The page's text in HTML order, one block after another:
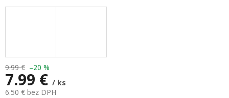
9.99 € –20 %
7.99 € / ks
6.50 € bez DPH